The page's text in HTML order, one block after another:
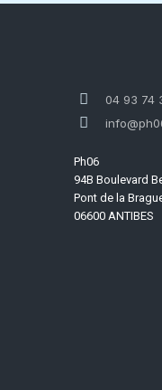
04 93 74
Ph06
94B Boulevard
Pont de la
06600 ANTIBES